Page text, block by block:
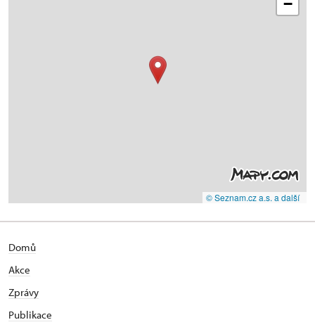
−
© Seznam.cz a.s. a další
Domů
Akce
Zprávy
Publikace